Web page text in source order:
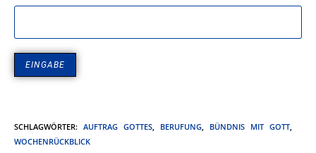
SCHLAGWÖRTER: AUFTRAG GOTTES, BERUFUNG, BÜNDNIS MIT GOTT,
WOCHENRÜCKBLICK